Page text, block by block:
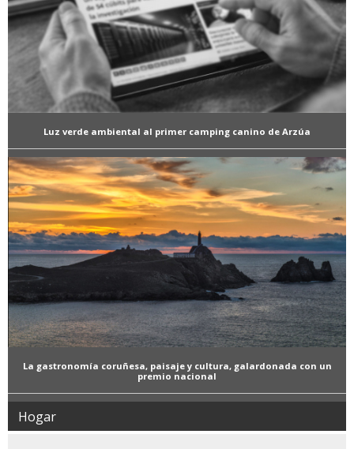
Luz verde ambiental al primer camping canino de Arzúa
La gastronomía coruñesa, paisaje y cultura, galardonada con un
premio nacional
Hogar